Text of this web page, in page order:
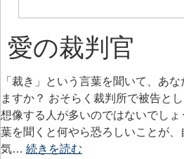
愛の裁判官
「裁き」という言葉を聞いて、あ
ますか？ おそらく裁判所で被告と
想像する人が多いのではないでし
葉を聞くと何やら恐ろしいことが
気… 続きを読む